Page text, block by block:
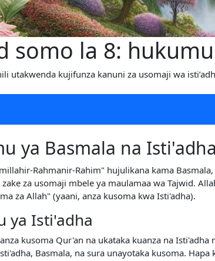
somo la 8:
utakwenda kujifunza kanuni za usomaji wa
ya Basmala na Isti'adha
Rahmanir-Rahim" hujulikana kama
za usomaji mbele ya maulamaa wa Tajwid.
za Allah" (yaani, anza kusoma kwa Isti'adha).
ya Isti'adha
kusoma Qur'an na ukataka kuanza na
Basmala, na sura unayotaka kusoma.